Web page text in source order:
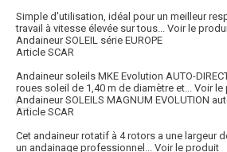
Simple d'utilisation, idéal pour un meilleur
travail à vitesse élevée sur tous... Voir le
Andaineur SOLEIL série EUROPE
Article SCAR
Andaineur soleils MKE Evolution AUTO-
roues soleil de 1,40 m de diamètre et... Voir le
Andaineur SOLEILS MAGNUM EVOLUTION
Article SCAR
Cet andaineur rotatif à 4 rotors a une largeur
un andainage professionnel... Voir le produit